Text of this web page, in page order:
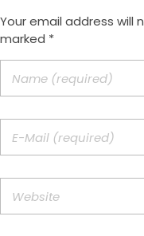
Your email address will
marked *